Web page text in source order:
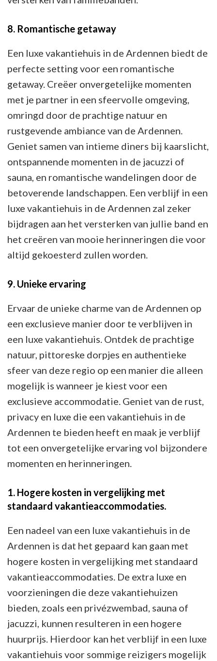
8. Romantische getaway
Een luxe vakantiehuis in de Ardennen biedt de
perfecte setting voor een romantische
getaway. Creëer onvergetelijke momenten
met je partner in een sfeervolle omgeving,
omringd door de prachtige natuur en
rustgevende ambiance van de Ardennen.
Geniet samen van intieme diners bij kaarslicht,
ontspannende momenten in de jacuzzi of
sauna, en romantische wandelingen door de
betoverende landschappen. Een verblijf in een
luxe vakantiehuis in de Ardennen zal zeker
bijdragen aan het versterken van jullie band en
het creëren van mooie herinneringen die voor
altijd gekoesterd zullen worden.
9. Unieke ervaring
Ervaar de unieke charme van de Ardennen op
een exclusieve manier door te verblijven in
een luxe vakantiehuis. Ontdek de prachtige
natuur, pittoreske dorpjes en authentieke
sfeer van deze regio op een manier die alleen
mogelijk is wanneer je kiest voor een
exclusieve accommodatie. Geniet van de rust,
privacy en luxe die een vakantiehuis in de
Ardennen te bieden heeft en maak je verblijf
tot een onvergetelijke ervaring vol bijzondere
momenten en herinneringen.
1. Hogere kosten in vergelijking met
standaard vakantieaccommodaties.
Een nadeel van een luxe vakantiehuis in de
Ardennen is dat het gepaard kan gaan met
hogere kosten in vergelijking met standaard
vakantieaccommodaties. De extra luxe en
voorzieningen die deze vakantiehuizen
bieden, zoals een privézwembad, sauna of
jacuzzi, kunnen resulteren in een hogere
huurprijs. Hierdoor kan het verblijf in een luxe
vakantiehuis voor sommige reizigers mogelijk